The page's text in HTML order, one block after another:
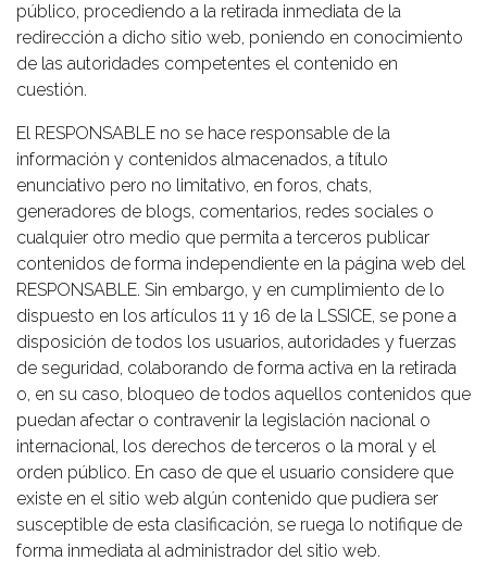
público, procediendo a la retirada inmediata de la
redirección a dicho sitio web, poniendo en conocimiento
de las autoridades competentes el contenido en
cuestión.
El RESPONSABLE no se hace responsable de la
información y contenidos almacenados, a título
enunciativo pero no limitativo, en foros, chats,
generadores de blogs, comentarios, redes sociales o
cualquier otro medio que permita a terceros publicar
contenidos de forma independiente en la página web del
RESPONSABLE. Sin embargo, y en cumplimiento de lo
dispuesto en los artículos 11 y 16 de la LSSICE, se pone a
disposición de todos los usuarios, autoridades y fuerzas
de seguridad, colaborando de forma activa en la retirada
o, en su caso, bloqueo de todos aquellos contenidos que
puedan afectar o contravenir la legislación nacional o
internacional, los derechos de terceros o la moral y el
orden público. En caso de que el usuario considere que
existe en el sitio web algún contenido que pudiera ser
susceptible de esta clasificación, se ruega lo notifique de
forma inmediata al administrador del sitio web.